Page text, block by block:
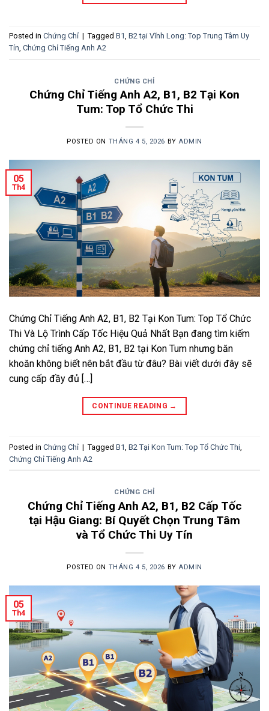
Posted in Chứng Chỉ | Tagged B1 B2 tại Vĩnh Long: Top Trung Tâm Uy
Tín Chứng Chỉ Tiếng Anh A2
CHỨNG CHỈ
Chứng Chỉ Tiếng Anh A2, B1, B2 Tại Kon
Tum: Top Tổ Chức Thi
POSTED ON THÁNG 4 5, 2026 BYADMIN
05
Th4
Chứng Chỉ Tiếng Anh A2, B1, B2 Tại Kon Tum: Top Tổ Chức
Thi Và Lộ Trình Cấp Tốc Hiệu Quả Nhất Bạn đang tìm kiếm
chứng chỉ tiếng Anh A2, B1, B2 tại Kon Tum nhưng băn
khoăn không biết nên bắt đầu từ đâu? Bài viết dưới đây sẽ
cung cấp đầy đủ […]
CONTINUE READING →
Posted in Chứng Chỉ | Tagged B1 B2 Tại Kon Tum: Top Tổ Chức Thi
Chứng Chỉ Tiếng Anh A2
CHỨNG CHỈ
Chứng Chỉ Tiếng Anh A2, B1, B2 Cấp Tốc
tại Hậu Giang: Bí Quyết Chọn Trung Tâm
và Tổ Chức Thi Uy Tín
POSTED ON THÁNG 4 5, 2026 BYADMIN
05
Th4